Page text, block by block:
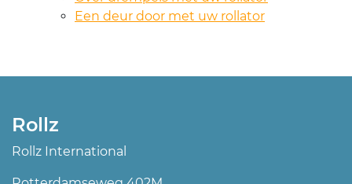
Een deur door met uw rollator
Rollz
Rollz International